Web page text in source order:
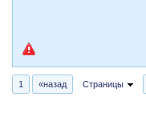
1 «назад Страницы